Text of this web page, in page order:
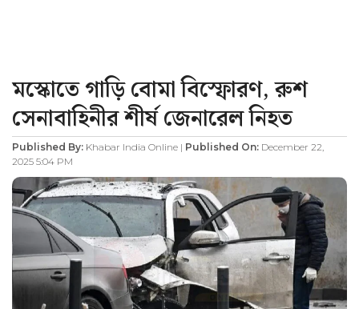
মস্কোতে গাড়ি বোমা বিস্ফোরণ, রুশ
সেনাবাহিনীর শীর্ষ জেনারেল নিহত
Published By: Khabar India Online | Published On: December 22,
2025 5:04 PM